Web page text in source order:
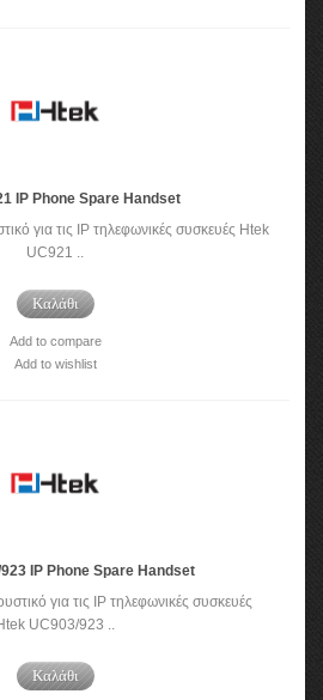
IP Phone Spare Handset
για τις IP τηλεφωνικές συσκευές Htek
UC921 ..
Καλάθι
Add to compare
Add to wishlist
IP Phone Spare Handset
για τις IP τηλεφωνικές συσκευές
UC903/923 ..
Καλάθι